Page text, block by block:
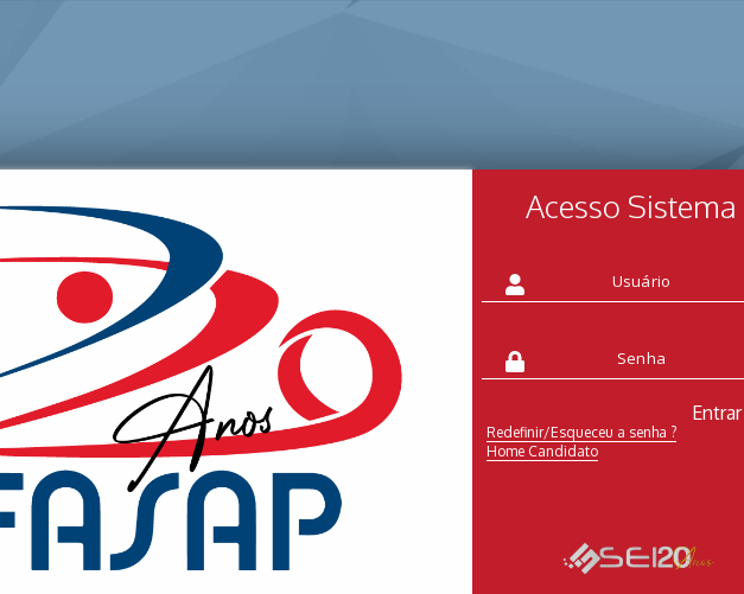
Acesso Sistema
Entrar
Redefinir/Esqueceu a senha ?
Home Candidato